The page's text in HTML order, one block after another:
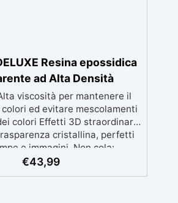
Resina epossidica
ad Alta Densità
viscosità per mantenere il
ed evitare mescolamenti
colori Effetti 3D straordinari
cristallina, perfetti
e immagini. Non cola:
versatile su superfici inclinate,
€43,99